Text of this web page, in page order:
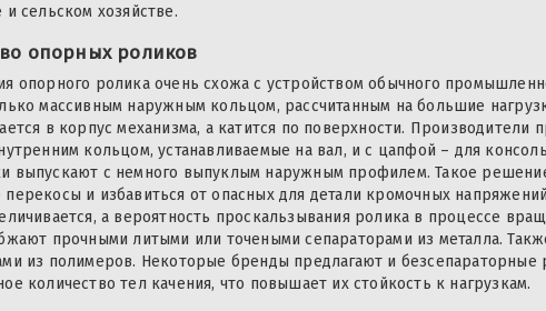
и сельском хозяйстве.
опорных роликов
опорного ролика очень схожа с устройством обычного
массивным наружным кольцом, рассчитанным на большие
в корпус механизма, а катится по поверхности. Производители
кольцом, устанавливаемые на вал, и с цапфой – для
выпускают с немного выпуклым наружным профилем. Такое
и избавиться от опасных для детали кромочных
а вероятность проскальзывания ролика в процессе
прочными литыми или точеными сепараторами из металла.
из полимеров. Некоторые бренды предлагают и безсепараторные
количество тел качения, что повышает их стойкость к нагрузкам.